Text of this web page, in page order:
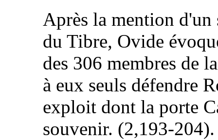
Après la mention
du Tibre, Ovide
des 306 membres de
à eux seuls défendre
exploit dont la porte
souvenir. (2,193-204).